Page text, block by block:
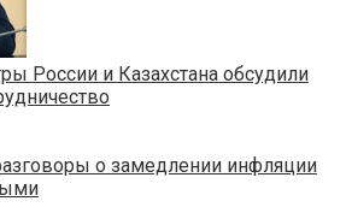
России и Казахстана обсудили
о замедлении инфляции